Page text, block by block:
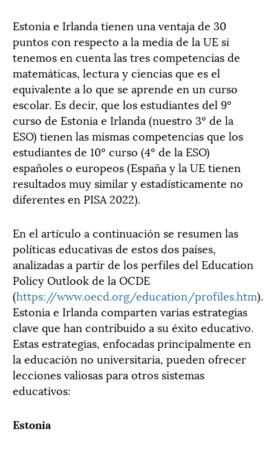
Estonia e Irlanda tienen una ventaja de 30
puntos con respecto a la media de la UE si
tenemos en cuenta las tres competencias de
matemáticas, lectura y ciencias que es el
equivalente a lo que se aprende en un curso
escolar. Es decir, que los estudiantes del 9º
curso de Estonia e Irlanda (nuestro 3º de la
ESO) tienen las mismas competencias que los
estudiantes de 10º curso (4º de la ESO)
españoles o europeos (España y la UE tienen
resultados muy similar y estadísticamente no
diferentes en PISA 2022).
En el artículo a continuación se resumen las
políticas educativas de estos dos países,
analizadas a partir de los perfiles del Education
Policy Outlook de la OCDE
(https://www.oecd.org/education/profiles.htm).
Estonia e Irlanda comparten varias estrategias
clave que han contribuido a su éxito educativo.
Estas estrategias, enfocadas principalmente en
la educación no universitaria, pueden ofrecer
lecciones valiosas para otros sistemas
educativos:
Estonia